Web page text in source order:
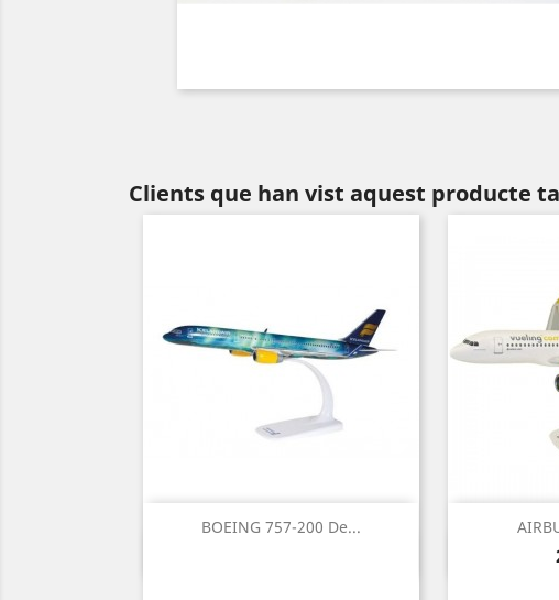
Clients que han vist aquest producte
BOEING 757-200 De...